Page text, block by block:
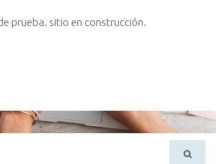
prueba. sitio en construcción.